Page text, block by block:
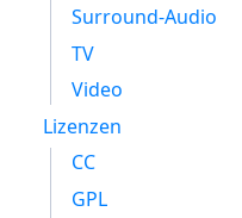
Surround-Audio
TV
Video
Lizenzen
CC
GPL